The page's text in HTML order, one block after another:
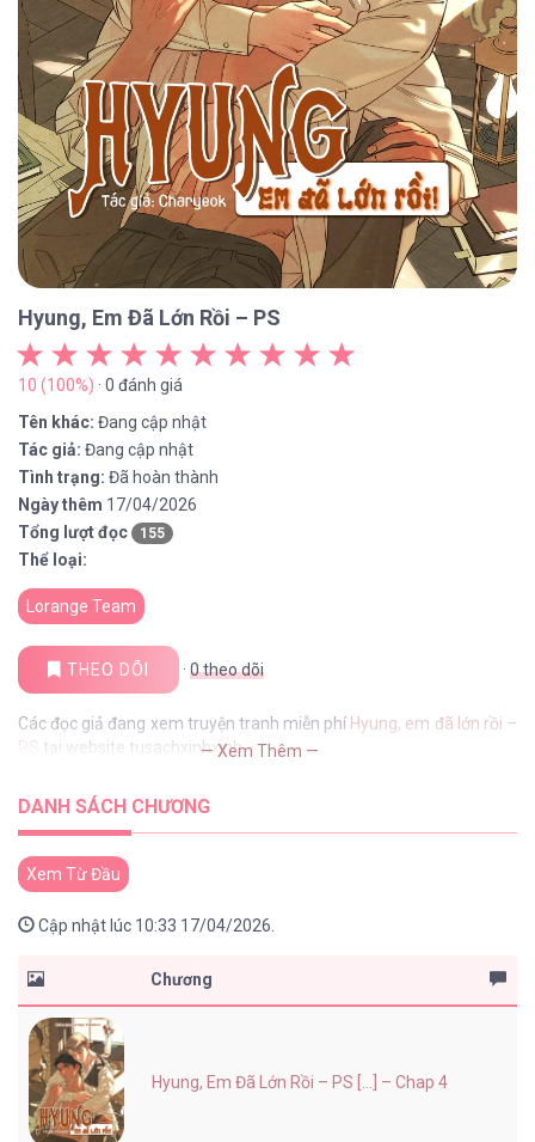
Hyung, Em Đã Lớn Rồi – PS
10 (100%) · 0 đánh giá
Tên khác: Đang cập nhật
Tác giả: Đang cập nhật
Tình trạng: Đã hoàn thành
Ngày thêm 17/04/2026
Tổng lượt đọc
155
Thể loại:
Lorange Team
THEO DÕI · 0theo dõi
Các đọc giả đang xem truyện tranh miễn phí Hyung, em đã lớn rồi –
PS tại website tusachxinhxinh— Xem Thêm —
DANH SÁCH CHƯƠNG
Xem Từ Đầu
Cập nhật lúc 10:33 17/04/2026.
Chương
Hyung, Em Đã Lớn Rồi – PS [...] – Chap 4